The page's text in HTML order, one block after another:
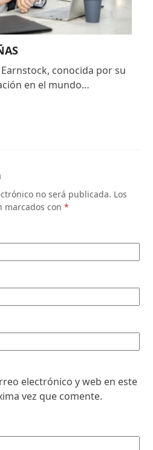
conocida por su
en el mundo…
no será publicada. Los
marcados con*
electrónico y web en este
vez que comente.